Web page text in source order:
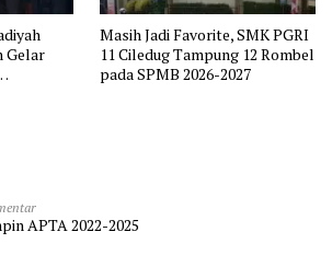
Gelar
Masih Jadi Favorite, SMK PGRI
11 Ciledug Tampung 12 Rombel
pada SPMB 2026-2027
APTA 2022-2025